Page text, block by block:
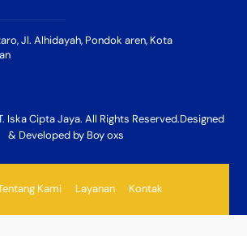
Jl. Alhidayah, Pondok aren, Kota
Kami Layanan Kontak
Iska Cipta Jaya. All Rights Reserved.Designed
& Developed by Boy oxs